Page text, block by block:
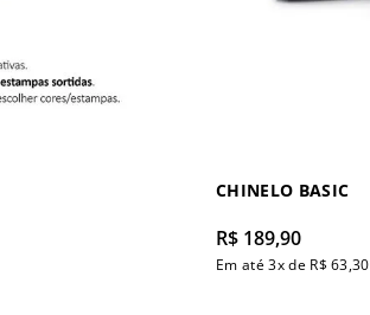
CHINELO BASIC
R$ 189,90
Em até3x de R$ 63,30